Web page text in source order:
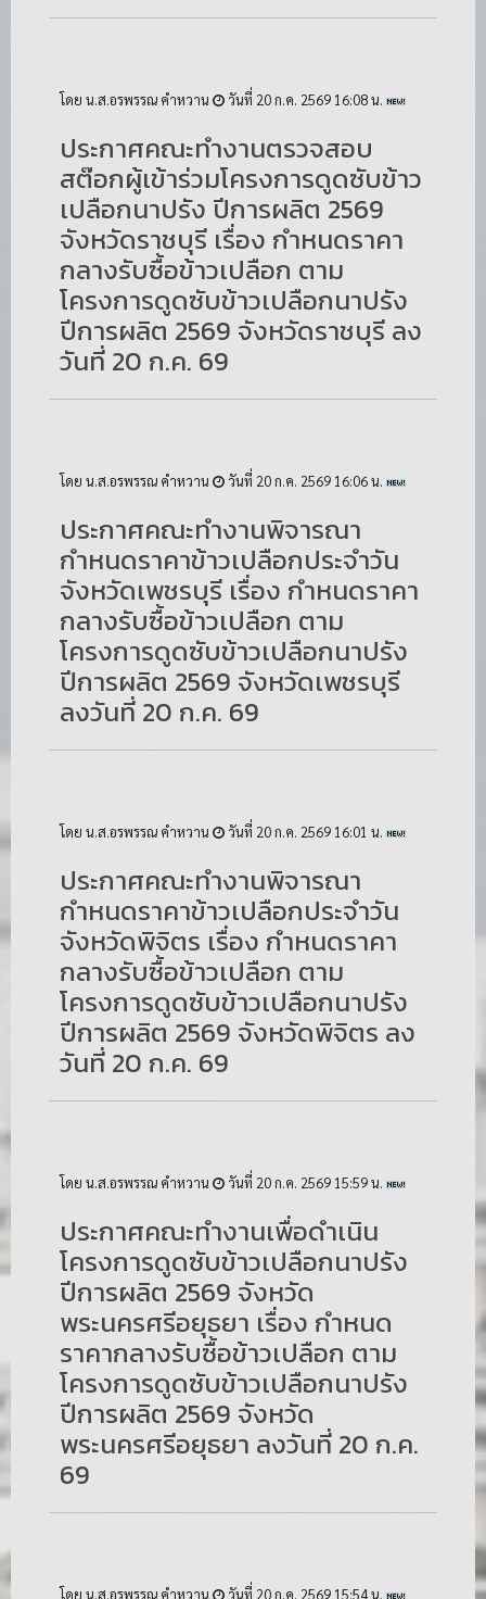
โดย น.ส.อรพรรณ คำหวาน วันที่ 20 ก.ค. 2569 16:08 น.
ประกาศคณะทำงานตรวจสอบ
สต๊อกผู้เข้าร่วมโครงการดูดซับข้าว
เปลือกนาปรัง ปีการผลิต 2569
จังหวัดราชบุรี เรื่อง กำหนดราคา
กลางรับซื้อข้าวเปลือก ตาม
โครงการดูดซับข้าวเปลือกนาปรัง
ปีการผลิต 2569 จังหวัดราชบุรี ลง
วันที่ 20 ก.ค. 69
โดย น.ส.อรพรรณ คำหวาน วันที่ 20 ก.ค. 2569 16:06 น.
ประกาศคณะทำงานพิจารณา
กำหนดราคาข้าวเปลือกประจำวัน
จังหวัดเพชรบุรี เรื่อง กำหนดราคา
กลางรับซื้อข้าวเปลือก ตาม
โครงการดูดซับข้าวเปลือกนาปรัง
ปีการผลิต 2569 จังหวัดเพชรบุรี
ลงวันที่ 20 ก.ค. 69
โดย น.ส.อรพรรณ คำหวาน วันที่ 20 ก.ค. 2569 16:01 น.
ประกาศคณะทำงานพิจารณา
กำหนดราคาข้าวเปลือกประจำวัน
จังหวัดพิจิตร เรื่อง กำหนดราคา
กลางรับซื้อข้าวเปลือก ตาม
โครงการดูดซับข้าวเปลือกนาปรัง
ปีการผลิต 2569 จังหวัดพิจิตร ลง
วันที่ 20 ก.ค. 69
โดย น.ส.อรพรรณ คำหวาน วันที่ 20 ก.ค. 2569 15:59 น.
ประกาศคณะทำงานเพื่อดำเนิน
โครงการดูดซับข้าวเปลือกนาปรัง
ปีการผลิต 2569 จังหวัด
พระนครศรีอยุธยา เรื่อง กำหนด
ราคากลางรับซื้อข้าวเปลือก ตาม
โครงการดูดซับข้าวเปลือกนาปรัง
ปีการผลิต 2569 จังหวัด
พระนครศรีอยุธยา ลงวันที่ 20 ก.ค.
69
โดย น.ส.อรพรรณ คำหวาน วันที่ 20 ก.ค. 2569 15:54 น.